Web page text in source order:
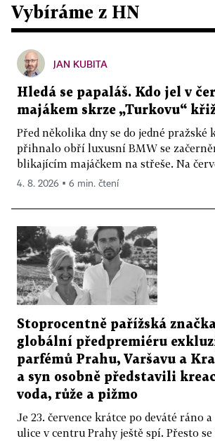
Vybíráme z HN
JAN KUBITA
Hledá se papaláš. Kdo jel v
majákem skrze „Turkovu“
Před několika dny se do jedné pražské
přihnalo obří luxusní BMW se
blikajícím majáčkem na střeše. Na
4. 8. 2026 ▪ 6 min. čtení
Stoprocentně pařížská
globální předpremiéru
parfémů Prahu, Varšavu a
a syn osobně představili
voda, růže a pižmo
Je 23. července krátce po deváté ráno
ulice v centru Prahy ještě spí. Přesto